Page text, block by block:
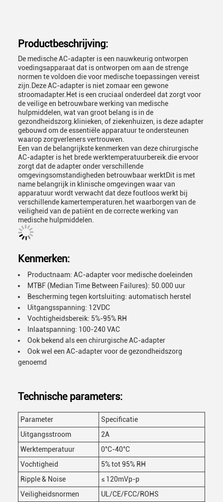
Productbeschrijving:
De medische AC-adapter is een nauwkeurig ontworpen
voedingsapparaat dat is ontworpen om aan de strenge
normen te voldoen die voor medische toepassingen vereist
zijn.Deze AC-adapter is niet zomaar een gewone
stroomadapter.Het is een cruciaal onderdeel dat zorgt voor
de veilige en betrouwbare werking van medische
hulpmiddelen, wat van groot belang is in de
gezondheidszorg.klinieken, of ziekenhuizen, is deze adapter
gebouwd om de essentiële apparatuur te ondersteunen
waarop zorgverleners vertrouwen.
Een van de belangrijkste kenmerken van deze chirurgische
AC-adapter is het brede werktemperatuurbereik.die ervoor
zorgt dat de adapter onder verschillende
omgevingsomstandigheden betrouwbaar werktDit is met
name belangrijk in klinische omgevingen waar van
apparatuur wordt verwacht dat deze foutloos werkt bij
verschillende kamertemperaturen.het waarborgen van de
veiligheid van de patiënt en de correcte werking van
medische hulpmiddelen.
Kenmerken:
Productnaam: AC-adapter voor medische doeleinden
MTBF (Median Time Between Failures): 50.000 uur
Bescherming tegen kortsluiting: automatisch herstel
Uitgangsspanning: 12VDC
Vochtigheidsbereik: 5%-95% RH
Inlaatspanning: 100-240 VAC
Ook bekend als een chirurgische AC-adapter
Ook wel een AC-adapter voor de gezondheidszorg
genoemd
Technische parameters:
Parameter
Specificatie
Uitgangsstroom
2A
Werktemperatuur
0°C-40°C
Vochtigheid
5% tot 95% RH
Ripple & Noise
≤ 120mVp-p
Veiligheidsnormen
UL/CE/FCC/ROHS